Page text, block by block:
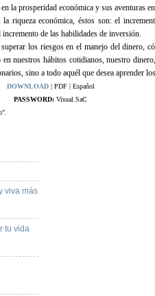
la prosperidad económica y sus aventuras
riqueza económica, éstos son: el
de las habilidades de inversión.
los riesgos en el manejo del dinero,
nuestros hábitos cotidianos, nuestro
sino a todo aquél que desea aprender
DOWNLOAD| PDF | Español
PASSWORD: Visual.SaC
viva más
tu vida